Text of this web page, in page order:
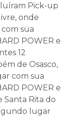
Pick-up
onde
sua
POWER e
12
de Osasco,
com sua
POWER e
Santa Rita do
lugar